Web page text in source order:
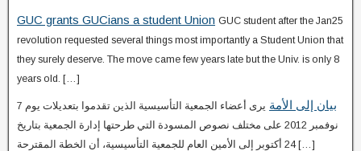
GUC grants GUCians a student Union GUC student after the Jan25
revolution requested several things most importantly a Student Union that
they surely deserve. The move came few years late but the Univ. is only 8
years old. […]
بيان إلى الأمة
يرى أعضاء الجمعية التأسيسية الذين تقدموا بتعديلات يوم 7
نوفمبر 2012 على مختلف نصوص المسودة التي طرحتها إدارة الجمعية بتاريخ
24 أكتوبر إلى الأمين العام للجمعية التأسيسية، أن الخطة المقترحة […]